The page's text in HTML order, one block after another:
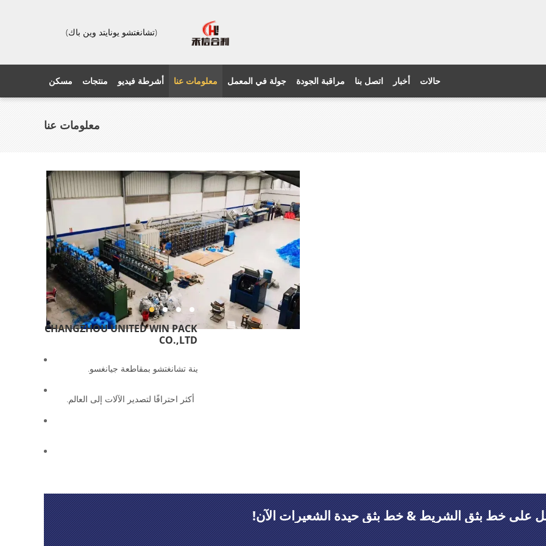
(تشانغتشو يونايتد وين باك)
مسكن منتجات أشرطة فيديو معلومات عنا جولة في المعمل مراقبة الجودة اتصل بنا أخبار حالات
معلومات عنا
CHANGZHOU UNITED WIN PACK
CO.,LTD
شركتنا هي شركة مصنعة ومصدرة محترفة بتصميم وتطوير وإنتاج ， تقع في مدينة تشانغتشو بمقاطعة جيانغسو.
على خط بثق الشريط & خط بثق حيدة الشعيرات الآن!